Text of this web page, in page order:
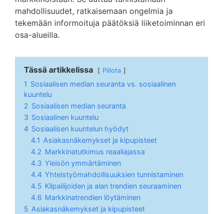
mahdollisuudet, ratkaisemaan ongelmia ja
tekemään informoituja päätöksiä liiketoiminnan eri
osa-alueilla.
Tässä artikkelissa Piilota
1 Sosiaalisen median seuranta vs. sosiaalinen
kuuntelu
2 Sosiaalisen median seuranta
3 Sosiaalinen kuuntelu
4 Sosiaalisen kuuntelun hyödyt
4.1 Asiakasnäkemykset ja kipupisteet
4.2 Markkinatutkimus reaaliajassa
4.3 Yleisön ymmärtäminen
4.4 Yhteistyömahdollisuuksien tunnistaminen
4.5 Kilpailijoiden ja alan trendien seuraaminen
4.6 Markkinatrendien löytäminen
5 Asiakasnäkemykset ja kipupisteet